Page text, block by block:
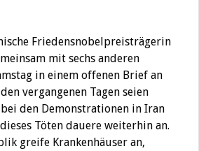
Friedensnobelpreisträgerin
mit sechs anderen
in einem offenen Brief an
vergangenen Tagen seien
den Demonstrationen in Iran
Töten dauere weiterhin an.
greife Krankenhäuser an,